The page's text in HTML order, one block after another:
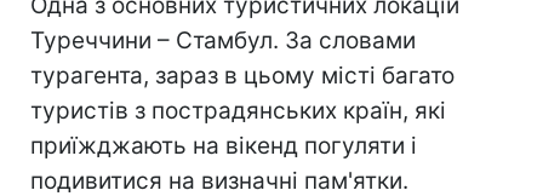
Туреччини – Стамбул. За словами
турагента, зараз в цьому місті багато
туристів з пострадянських країн, які
приїжджають на вікенд погуляти і
подивитися на визначні пам'ятки.